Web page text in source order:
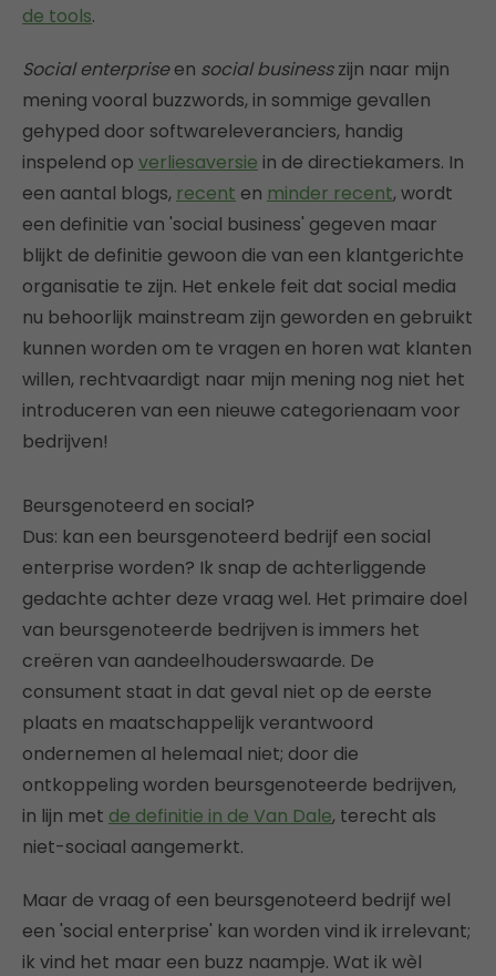
de tools.
Social enterpriseen social businesszijn naar mijn
mening vooral buzzwords, in sommige gevallen
gehyped door softwareleveranciers, handig
inspelend op verliesaversie in de directiekamers. In
een aantal blogs, recent en minder recent, wordt
een definitie van 'social business' gegeven maar
blijkt de definitie gewoon die van een klantgerichte
organisatie te zijn. Het enkele feit dat social media
nu behoorlijk mainstream zijn geworden en gebruikt
kunnen worden om te vragen en horen wat klanten
willen, rechtvaardigt naar mijn mening nog niet het
introduceren van een nieuwe categorienaam voor
bedrijven!
Beursgenoteerd en social?
Dus: kan een beursgenoteerd bedrijf een social
enterprise worden? Ik snap de achterliggende
gedachte achter deze vraag wel. Het primaire doel
van beursgenoteerde bedrijven is immers het
creëren van aandeelhouderswaarde. De
consument staat in dat geval niet op de eerste
plaats en maatschappelijk verantwoord
ondernemen al helemaal niet; door die
ontkoppeling worden beursgenoteerde bedrijven,
in lijn met de definitie in de Van Dale, terecht als
niet-sociaal aangemerkt.
Maar de vraag of een beursgenoteerd bedrijf wel
een 'social enterprise' kan worden vind ik irrelevant;
ik vind het maar een buzz naampje. Wat ik wèl